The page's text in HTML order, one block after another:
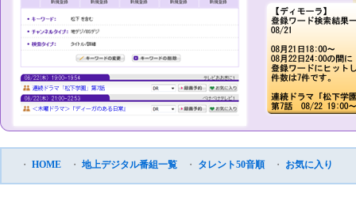
・ HOME ・ 地上デジタル番組一覧 ・ タレント50音順 ・ お気に入り